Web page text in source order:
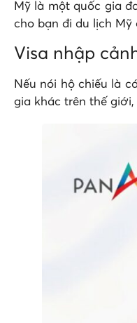
Mỹ là một quốc gia
cho bạn đi du lịch Mỹ
Visa nhập
Nếu nói hộ chiếu là
gia khác trên thế